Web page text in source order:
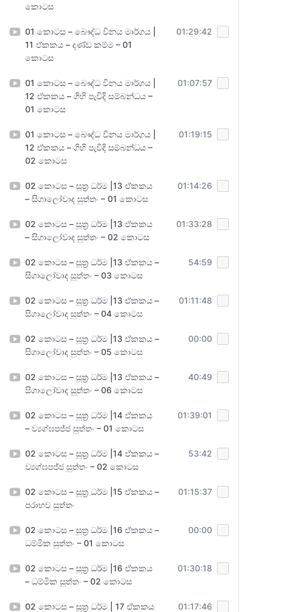
කොටස
01 කොටස – බෞද්ධ විනය මාර්ගය |
11 ඒකකය – දණ්ඩ කම්ම – 01
කොටස
01:29:42
01 කොටස – බෞද්ධ විනය මාර්ගය |
12 ඒකකය – ගිහි පැවිදි සම්බන්ධය –
01 කොටස
01:07:57
01 කොටස – බෞද්ධ විනය මාර්ගය |
12 ඒකකය – ගිහි පැවිදි සම්බන්ධය –
02 කොටස
01:19:15
02 කොටස – සූත්‍ර ධර්ම |13 ඒකකය
– සිගාලෝවාද සුත්තං – 01 කොටස
01:14:26
02 කොටස – සූත්‍ර ධර්ම |13 ඒකකය
– සිගාලෝවාද සුත්තං – 02 කොටස
01:33:28
02 කොටස – සූත්‍ර ධර්ම |13 ඒකකය –
සිගාලෝවාද සුත්තං – 03 කොටස
54:59
02 කොටස – සූත්‍ර ධර්ම |13 ඒකකය –
සිගාලෝවාද සුත්තං – 04 කොටස
01:11:48
02 කොටස – සූත්‍ර ධර්ම |13 ඒකකය –
සිගාලෝවාද සුත්තං – 05 කොටස
00:00
02 කොටස – සූත්‍ර ධර්ම |13 ඒකකය –
සිගාලෝවාද සුත්තං – 06 කොටස
40:49
02 කොටස – සූත්‍ර ධර්ම |14 ඒකකය
– ව්‍යග්ඝපජ්ජ සුත්තං – 01 කොටස
01:39:01
02 කොටස – සූත්‍ර ධර්ම |14 ඒකකය –
ව්‍යග්ඝපජ්ජ සුත්තං – 02 කොටස
53:42
02 කොටස – සූත්‍ර ධර්ම |15 ඒකකය –
පරාභව සුත්තං
01:15:37
02 කොටස – සූත්‍ර ධර්ම |16 ඒකකය –
ධම්මික සුත්තං – 01 කොටස
00:00
02 කොටස – සූත්‍ර ධර්ම |16 ඒකකය
– ධම්මික සුත්තං – 02 කොටස
01:30:18
02 කොටස – සූත්‍ර ධර්ම | 17 ඒකකය
01:17:46